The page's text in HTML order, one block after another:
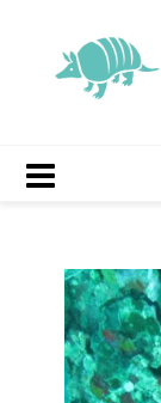
contenido